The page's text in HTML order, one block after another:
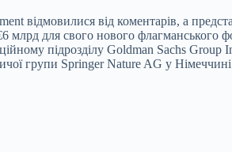
відмовилися від коментарів, а
млрд для свого нового
підрозділу Goldman Sachs
групи Springer Nature AG у